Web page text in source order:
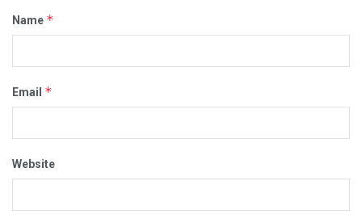
Name *
Email *
Website